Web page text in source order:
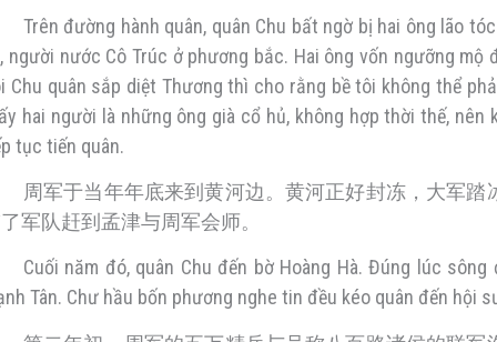
Trên đường hành quân, quân Chu bất ngờ bị hai ông lão
người nước Cô Trúc ở phương bắc. Hai ông vốn ngưỡng
Chu quân sắp diệt Thương thì cho rằng bề tôi không thể
hai người là những ông già cổ hủ, không hợp thời thế,
tục tiến quân.
周军于当年年底来到黄河边。黄河正好封冻，大军
军队赶到孟津与周军会师。
Cuối năm đó, quân Chu đến bờ Hoàng Hà. Đúng lúc
Tân. Chư hầu bốn phương nghe tin đều kéo quân đến hội